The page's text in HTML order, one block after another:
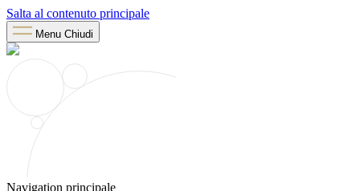
Salta al contenuto principale
Menu Chiudi
Navigation principale